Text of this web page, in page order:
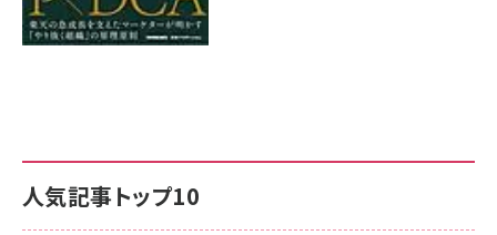
人気記事トップ10